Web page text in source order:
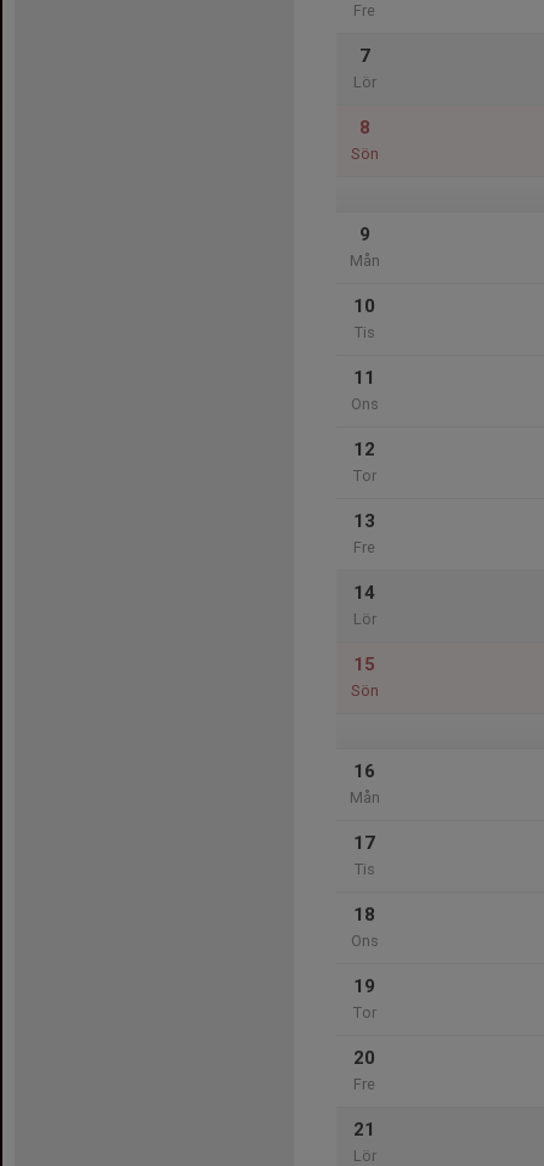
Fre
7
Lör
8
Sön
9
Mån
10
Tis
11
Ons
12
Tor
13
Fre
14
Lör
15
Sön
16
Mån
17
Tis
18
Ons
19
Tor
20
Fre
21
Lör